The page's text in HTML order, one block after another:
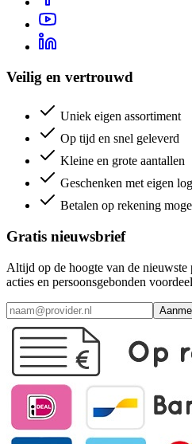
Veilig en vertrouwd
Uniek eigen assortiment
Op tijd en snel geleverd
Kleine en grote aantallen
Geschenken met eigen
Betalen op rekening
Gratis nieuwsbrief
Altijd op de hoogte van de nieuwste
acties en persoonsgebonden